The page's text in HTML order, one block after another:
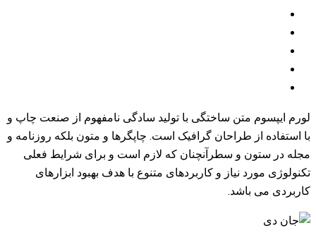
با تولید سادگی نامفهوم از صنعت چاپ و
است. چاپگرها و متون بلکه روزنامه و
که لازم است و برای شرایط فعلی
متنوع با هدف بهبود ابزارهای